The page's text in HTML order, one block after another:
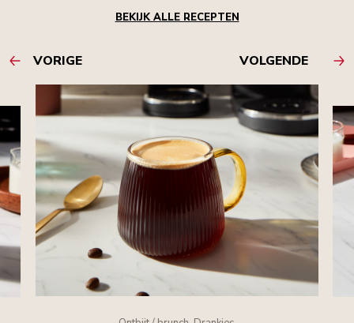
BEKIJK ALLE RECEPTEN
VORIGE VOLGENDE